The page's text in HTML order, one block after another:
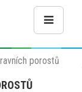
porostů